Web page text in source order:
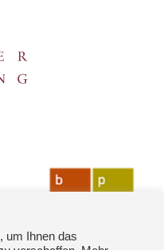
um Ihnen das